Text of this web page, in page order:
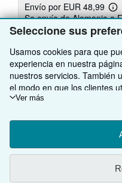
Seleccione sus
Usamos cookies para que
experiencia en nuestra
nuestros servicios. También
el modo en que los clientes
ejemplo, midiendo las visitas
para mostrar contenido
rendimiento de los mismos.
o Personalizar para obtener
opciones en cualquier
Para saber más
Ver más
Envío por EUR 48,99
Más
las
de
Se envía de Alemania a
Cantidad disponible: 2